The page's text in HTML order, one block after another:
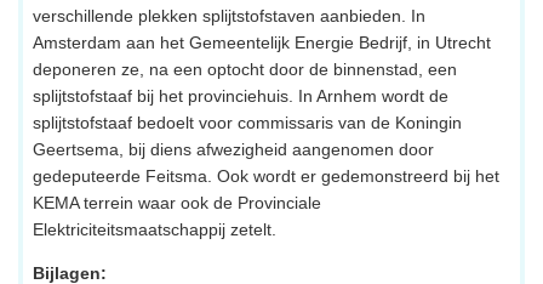
verschillende plekken splijtstofstaven aanbieden. In
Amsterdam aan het Gemeentelijk Energie Bedrijf, in Utrecht
deponeren ze, na een optocht door de binnenstad, een
splijtstofstaaf bij het provinciehuis. In Arnhem wordt de
splijtstofstaaf bedoelt voor commissaris van de Koningin
Geertsema, bij diens afwezigheid aangenomen door
gedeputeerde Feitsma. Ook wordt er gedemonstreerd bij het
KEMA terrein waar ook de Provinciale
Elektriciteitsmaatschappij zetelt.
Bijlagen: